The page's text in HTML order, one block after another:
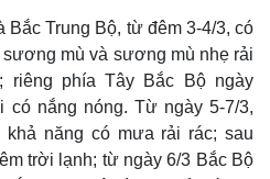
Bắc Trung Bộ, từ đêm 3-4/3, có
mù và sương mù nhẹ rải
riêng phía Tây Bắc Bộ ngày
có nắng nóng. Từ ngày 5-7/3,
năng có mưa rải rác; sau
trời lạnh; từ ngày 6/3 Bắc Bộ